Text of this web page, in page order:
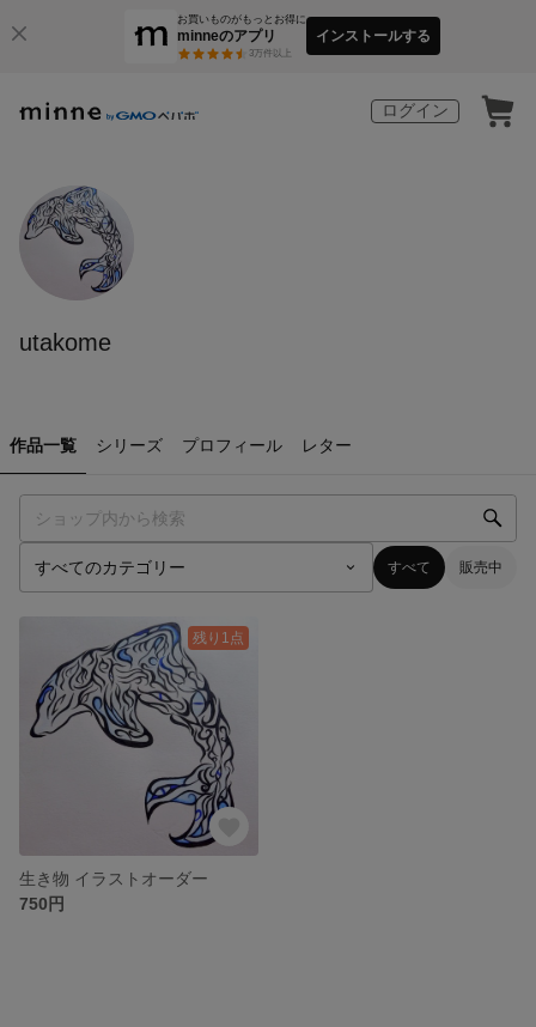
お買いものがもっとお得に
minneのアプリ
3万件以上
インストールする
ログイン
utakome
作品一覧 シリーズ プロフィール レター
すべて 販売中
残り1点
生き物 イラストオーダー
750円